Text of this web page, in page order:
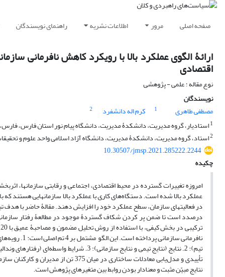
صفحه اصلی مرور اطلاعات نشریه راهنمای نویسندگان
ارائۀ الگوی عملکرد بالا با رویکرد کاهش نافرمانی
اقتصادی
نوع مقاله : علمی - پژوهشی
نویسندگان
مصطفی طاهری
1 کرم اله دانشفرد
2
1استادیار، گروه مدیریت، دانشکدۀ مدیریت، دانشگاه پیام نور استان فارس،
2استاد، گروه مدیریت، دانشکدۀ مدیریت، دانشگاه آزاد اسلامی واحد علوم و
10.30507/jmsp.2021.285222.2244
چکیده
امروزه تغییرات گسترده در محیط اقتصادی، اجتماعی و رقابتی سازمان‏ها،
عملکرد بالا شده است. دستگاه‌های کاری با عملکرد بالا سازمان‏هایی هستند که
در فعالیت‏های سازمان، سطح عملکرد خود را افزایش دهند. مقالۀ حاضر با هدف
درصدد است تا ضمن پر کردن شکاف گستردۀ موجود در مطالعۀ رفتار
نافرمانی
تأییدی و مدل‌یابی معادلات ساختاری
نتایج مبیّن مثبت و معنادار بودن روابط بین متغیرهای پژوهش است.